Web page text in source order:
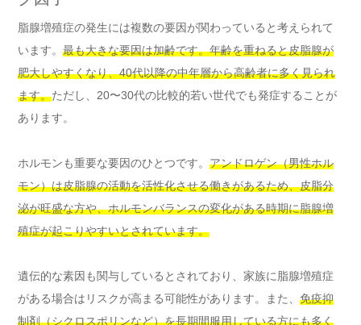
脂腺増殖症の発生には複数の要因が関わっていると考えられて
います。 最も大きな要因は加齢です。年齢を重ねると皮脂腺が
肥大しやすくなり、40代以降の中年層から高齢者に多く見られ
ます。ただし、20〜30代の比較的若い世代でも発症することが
あります。
ホルモンも重要な要因のひとつです。 アンドロゲン（男性ホル
モン）は皮脂腺の活動を活性化させる働きがあるため、皮脂分
泌が旺盛な方や、ホルモンバランスの変化がある時期に脂腺増
殖症が起こりやすいとされています。
遺伝的な素因も関与しているとされており、家族に脂腺増殖症
がある場合はリスクが高まる可能性があります。また、 免疫抑
制剤（シクロスポリンなど）を長期間服用している方にも多く